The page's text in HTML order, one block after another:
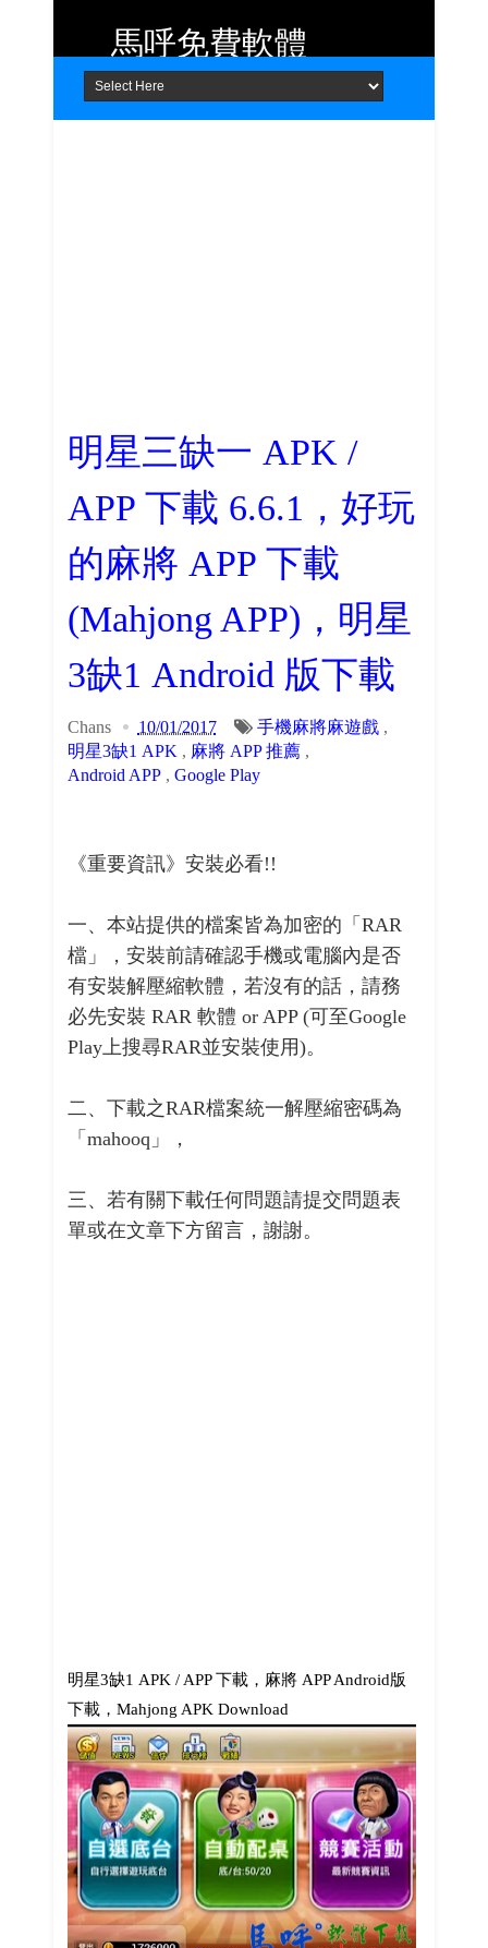
Home About Contact
馬呼免費軟體
提供 Android、iOS 好用的手機應用
程式及 Windows 免費軟體
明星三缺一 APK /
APP 下載 6.6.1，好玩
的麻將 APP 下載
(Mahjong APP)，明星
3缺1 Android 版下載
Chans 10/01/2017 手機麻將麻遊戲,
明星3缺1 APK , 麻將 APP 推薦,
Android APP, Google Play
《重要資訊》安裝必看!!
一、本站提供的檔案皆為加密的「RAR
檔」，安裝前請確認手機或電腦內是否
有安裝解壓縮軟體，若沒有的話，請務
必先安裝 RAR 軟體 or APP (可至Google
Play上搜尋RAR並安裝使用)。
二、下載之RAR檔案統一解壓縮密碼為
「mahooq」，
三、若有關下載任何問題請提交問題表
單或在文章下方留言，謝謝。
明星3缺1 APK / APP 下載，麻將 APP Android版
下載，Mahjong APK Download